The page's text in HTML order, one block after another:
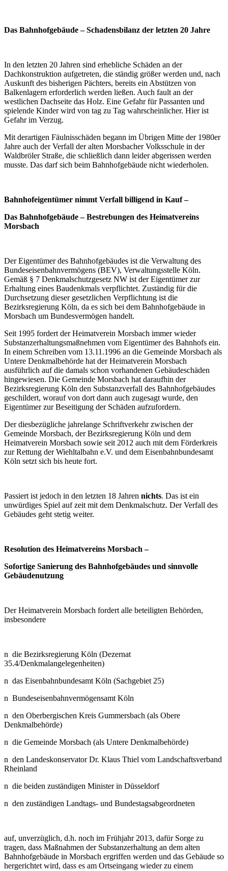
Das Bahnhofgebäude – Schadensbilanz der letzten 20 Jahre
In den letzten 20 Jahren sind erhebliche Schäden an der
Dachkonstruktion aufgetreten, die ständig größer werden und, nach
Auskunft des bisherigen Pächters, bereits ein Abstützen von
Balkenlagern erforderlich werden ließen. Auch fault an der
westlichen Dachseite das Holz. Eine Gefahr für Passanten und
spielende Kinder wird von tag zu Tag wahrscheinlicher. Hier ist
Gefahr im Verzug.
Mit derartigen Fäulnisschäden begann im Übrigen Mitte der 1980er
Jahre auch der Verfall der alten Morsbacher Volksschule in der
Waldbröler Straße, die schließlich dann leider abgerissen werden
musste. Das darf sich beim Bahnhofgebäude nicht wiederholen.
Bahnhofeigentümer nimmt Verfall billigend in Kauf –
Das Bahnhofgebäude – Bestrebungen des Heimatvereins
Morsbach
Der Eigentümer des Bahnhofgebäudes ist die Verwaltung des
Bundeseisenbahnvermögens (BEV), Verwaltungsstelle Köln.
Gemäß § 7 Denkmalschutzgesetz NW ist der Eigentümer zur
Erhaltung eines Baudenkmals verpflichtet. Zuständig für die
Durchsetzung dieser gesetzlichen Verpflichtung ist die
Bezirksregierung Köln, da es sich bei dem Bahnhofgebäude in
Morsbach um Bundesvermögen handelt.
Seit 1995 fordert der Heimatverein Morsbach immer wieder
Substanzerhaltungsmaßnehmen vom Eigentümer des Bahnhofs ein.
In einem Schreiben vom 13.11.1996 an die Gemeinde Morsbach als
Untere Denkmalbehörde hat der Heimatverein Morsbach
ausführlich auf die damals schon vorhandenen Gebäudeschäden
hingewiesen. Die Gemeinde Morsbach hat daraufhin der
Bezirksregierung Köln den Substanzverfall des Bahnhofgebäudes
geschildert, worauf von dort dann auch zugesagt wurde, den
Eigentümer zur Beseitigung der Schäden aufzufordern.
Der diesbezügliche jahrelange Schriftverkehr zwischen der
Gemeinde Morsbach, der Bezirksregierung Köln und dem
Heimatverein Morsbach sowie seit 2012 auch mit dem Förderkreis
zur Rettung der Wiehltalbahn e.V. und dem Eisenbahnbundesamt
Köln setzt sich bis heute fort.
Passiert ist jedoch in den letzten 18 Jahren nichts. Das ist ein
unwürdiges Spiel auf zeit mit dem Denkmalschutz. Der Verfall des
Gebäudes geht stetig weiter.
Resolution des Heimatvereins Morsbach –
Sofortige Sanierung des Bahnhofgebäudes und sinnvolle
Gebäudenutzung
Der Heimatverein Morsbach fordert alle beteiligten Behörden,
insbesondere
n die Bezirksregierung Köln (Dezernat
35.4/Denkmalangelegenheiten)
n das Eisenbahnbundesamt Köln (Sachgebiet 25)
n Bundeseisenbahnvermögensamt Köln
n den Oberbergischen Kreis Gummersbach (als Obere
Denkmalbehörde)
n die Gemeinde Morsbach (als Untere Denkmalbehörde)
n den Landeskonservator Dr. Klaus Thiel vom Landschaftsverband
Rheinland
n die beiden zuständigen Minister in Düsseldorf
n den zuständigen Landtags- und Bundestagsabgeordneten
auf, unverzüglich, d.h. noch im Frühjahr 2013, dafür Sorge zu
tragen, dass Maßnahmen der Substanzerhaltung an dem alten
Bahnhofgebäude in Morsbach ergriffen werden und das Gebäude so
hergerichtet wird, dass es am Ortseingang wieder zu einem